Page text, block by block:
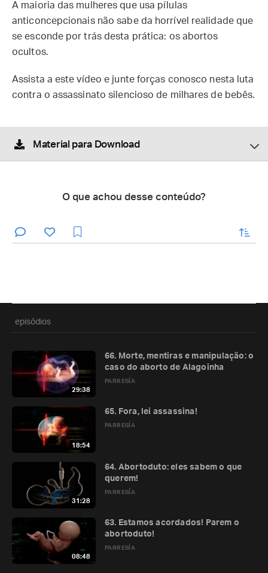
A maioria das mulheres que usa pílulas
anticoncepcionais não sabe da horrível realidade que
se esconde por trás desta prática: os abortos
ocultos.
Assista a este vídeo e junte forças conosco nesta luta
contra o assassinato silencioso de milhares de bebês.
Material para Download
O que achou desse conteúdo?
enviar
episódios
29:38
PARRESÍA
66. Morte, mentiras e manipulação: o
caso do aborto de Alagoinha
18:54
PARRESÍA
65. Fora, lei assassina!
31:28
PARRESÍA
64. Abortoduto: eles sabem o que
querem!
08:48
PARRESÍA
63. Estamos acordados! Parem o
abortoduto!